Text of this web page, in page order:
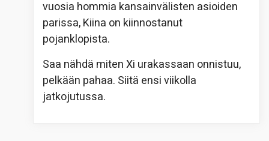
vuosia hommia kansainvälisten asioiden
parissa, Kiina on kiinnostanut
pojanklopista.
Saa nähdä miten Xi urakassaan onnistuu,
pelkään pahaa. Siitä ensi viikolla
jatkojutussa.